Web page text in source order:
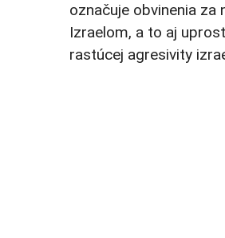
označuje obvinenia
Izraelom, a to aj
rastúcej agresivity